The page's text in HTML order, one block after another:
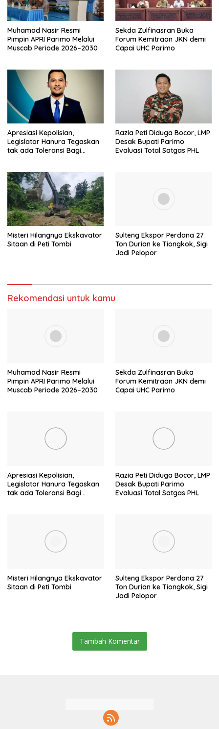
Muhamad Nasir Resmi
Pimpin APRI Parimo Melalui
Muscab Periode 2026–2030
Sekda Zulfinasran Buka
Forum Kemitraan JKN demi
Capai UHC Parimo
Apresiasi Kepolisian,
Legislator Hanura Tegaskan
tak ada Toleransi Bagi
Razia Peti Diduga Bocor, LMP
Desak Bupati Parimo
Evaluasi Total Satgas PHL
Misteri Hilangnya Ekskavator
Sitaan di Peti Tombi
Sulteng Ekspor Perdana 27
Ton Durian ke Tiongkok, Sigi
Jadi Pelopor
Rekomendasi untuk kamu
Muhamad Nasir Resmi
Pimpin APRI Parimo Melalui
Muscab Periode 2026–2030
Sekda Zulfinasran Buka
Forum Kemitraan JKN demi
Capai UHC Parimo
Apresiasi Kepolisian,
Legislator Hanura Tegaskan
tak ada Toleransi Bagi
Razia Peti Diduga Bocor, LMP
Desak Bupati Parimo
Evaluasi Total Satgas PHL
Misteri Hilangnya Ekskavator
Sitaan di Peti Tombi
Sulteng Ekspor Perdana 27
Ton Durian ke Tiongkok, Sigi
Jadi Pelopor
Tambah Komentar